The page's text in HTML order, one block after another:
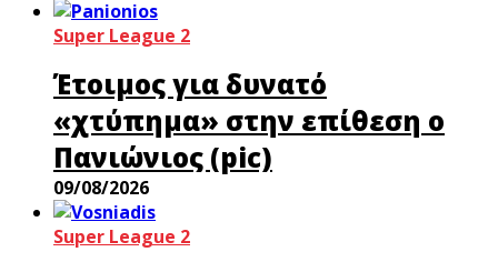
Super League 2
Έτοιμος για δυνατό
«χτύπημα» στην επίθεση ο
Πανιώνιος (pic)
09/08/2026
Super League 2